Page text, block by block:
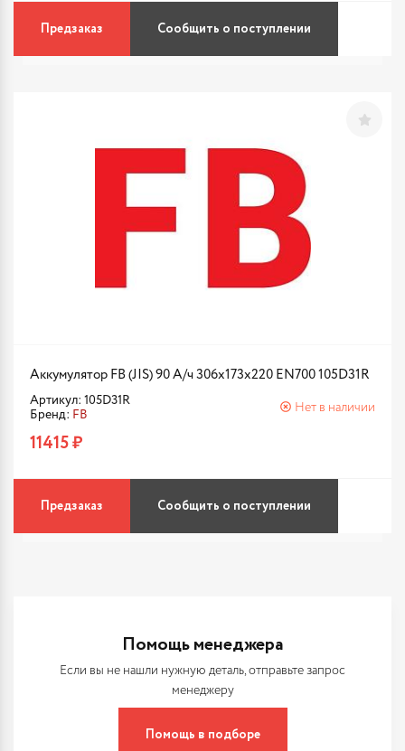
Предзаказ Сообщить о поступлении
Аккумулятор FB (JIS) 90 А/ч 306x173x220 EN700 105D31R
Артикул: 105D31R
Бренд: FB
Нет в наличии
11415 ₽
Предзаказ Сообщить о поступлении
Помощь менеджера
Если вы не нашли нужную деталь, отправьте запрос
менеджеру
Помощь в подборе